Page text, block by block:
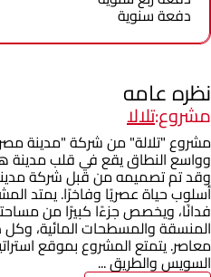
دفعة سنوية
نظره عامه
مشروع:تلالا
مشروع "تلالة" من شركة "مدينة
وواسع النطاق يقع في قلب مدينة
وقد تم تصميمه من قبل شركة
فدانًا، ويخصص جزءًا كبيرًا من
المنسقة والمسطحات المائية،
معاصر. يتمتع المشروع بموقع
السويس والطريق ...